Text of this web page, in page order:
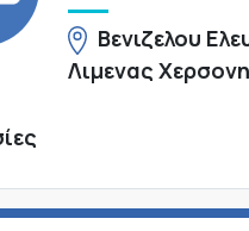
Βενιζελου
Λιμενας